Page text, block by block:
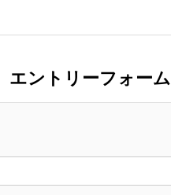
エントリーフォーム